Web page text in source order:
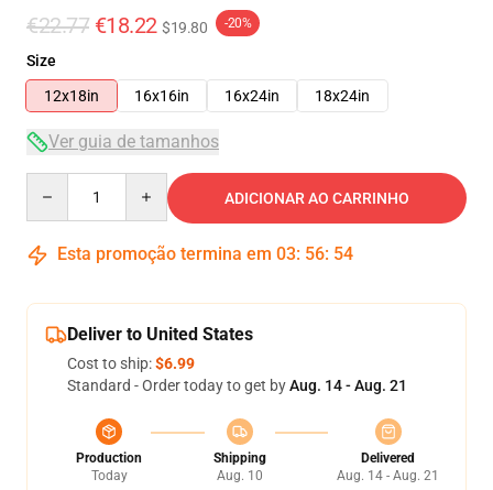
€22.77 €18.22 $19.80 -20%
Size
12x18in
16x16in 16x24in 18x24in
Ver guia de tamanhos
ADICIONAR AO CARRINHO
Esta promoção termina em 03: 56: 53
Deliver to United States
Cost to ship:$6.99
Standard - Order today to get byAug. 14 - Aug. 21
Production
Today
Shipping
Aug. 10
Delivered
Aug. 14 - Aug. 21